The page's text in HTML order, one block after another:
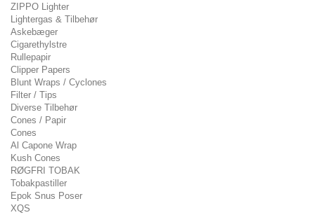
ZIPPO Lighter
Lightergas & Tilbehør
Askebæger
Cigarethylstre
Rullepapir
Clipper Papers
Blunt Wraps / Cyclones
Filter / Tips
Diverse Tilbehør
Cones / Papir
Cones
Al Capone Wrap
Kush Cones
RØGFRI TOBAK
Tobakpastiller
Epok Snus Poser
XQS